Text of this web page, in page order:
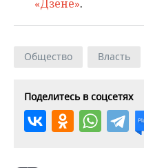
КИБЕРСПОРТ
ХОККЕЙ С МЯЧОМ
КУЛЬТУРА
ПРОИСШЕСТВИЯ
СПИСОК КОМПАНИЙ
«Дзене».
Общество Власть
Поделитесь в соцсетях